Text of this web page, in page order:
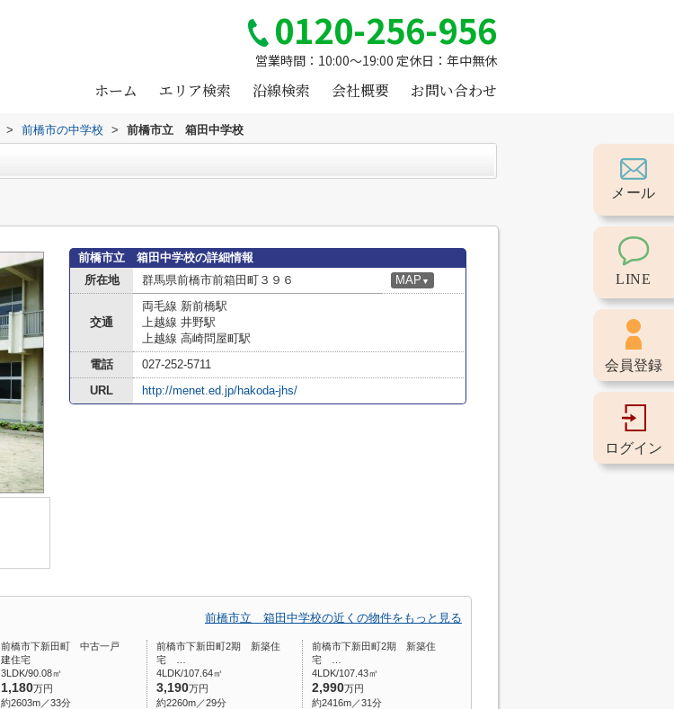
0120-256-956
営業時間：10:00～19:00 定休日：年中無休
ホーム エリア検索 沿線検索 会社概要 お問い合わせ
> 前橋市の中学校 > 前橋市立 箱田中学校
前橋市立 箱田中学校の詳細情報
所在地
群馬県前橋市前箱田町３９６ MAP ▼
交通
両毛線 新前橋駅
上越線 井野駅
上越線 高崎問屋町駅
電話
027-252-5711
URL
http://menet.ed.jp/hakoda-jhs/
前橋市立 箱田中学校の近くの物件をもっと見る
前橋市下新田町 中古一戸
建住宅
3LDK/90.08㎡
1,180万円
約2603m／33分
前橋市下新田町2期 新築住
宅 …
4LDK/107.64㎡
3,190万円
約2260m／29分
前橋市下新田町2期 新築住
宅 …
4LDK/107.43㎡
2,990万円
約2416m／31分
メール
LINE
会員登録
ログイン